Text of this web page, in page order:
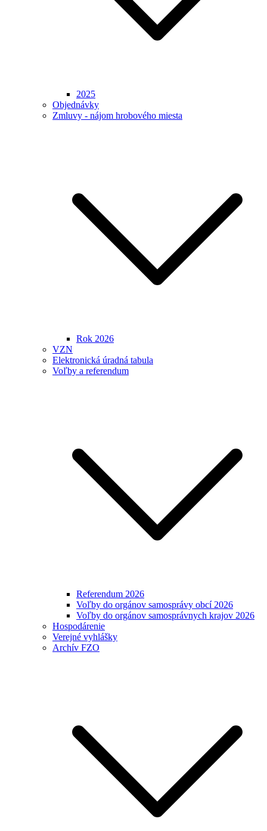
2025
Objednávky
Zmluvy - nájom hrobového miesta
Rok 2026
VZN
Elektronická úradná tabula
Voľby a referendum
Referendum 2026
Voľby do orgánov samosprávy obcí 2026
Voľby do orgánov samosprávnych krajov 2026
Hospodárenie
Verejné vyhlášky
Archív FZO